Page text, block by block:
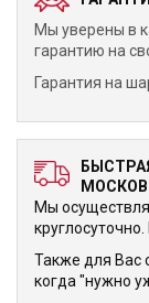
Мы уверены в
гарантию на
Гарантия на
Мы
Также для Вас
когда "нужно